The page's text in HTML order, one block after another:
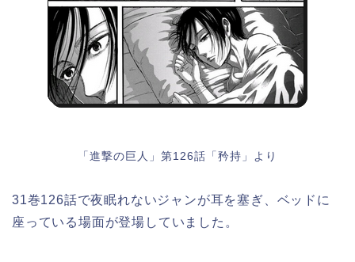
「進撃の巨人」第126話「矜持」より
31巻126話で夜眠れないジャンが耳を塞ぎ、ベッドに
座っている場面が登場していました。